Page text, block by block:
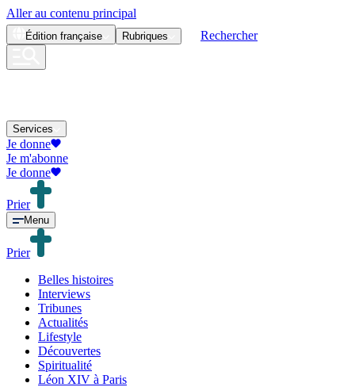
Aller au contenu principal
Édition française Rubriques Rechercher
Services
Je donne
Je m'abonne
Je donne
Prier
Menu
Prier
Belles histoires
Interviews
Tribunes
Actualités
Lifestyle
Découvertes
Spiritualité
Léon XIV à Paris